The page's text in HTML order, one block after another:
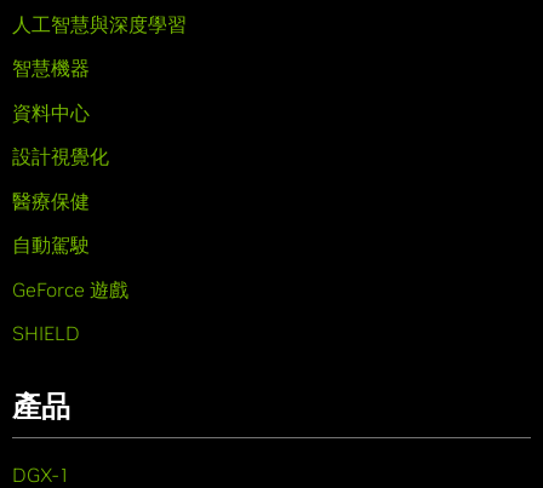
人工智慧與深度學習
智慧機器
資料中心
設計視覺化
醫療保健
自動駕駛
GeForce 遊戲
SHIELD
產品
DGX-1